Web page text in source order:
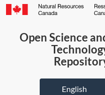
Canada.ca
Open Science
English